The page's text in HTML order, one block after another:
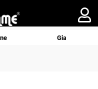
Gia Nhập Closed Beta